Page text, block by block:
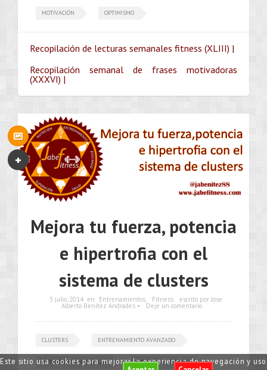
MOTIVACIÓN OPTIMISMO
Recopilación de lecturas semanales fitness (XLIII) |
Recopilación semanal de frases motivadoras
(XXXVI) |
Mejora tu fuerza, potencia
e hipertrofia con el
sistema de clusters
3 julio, 2014 en Entrenamientos, Fitness escrito por Jose
Alberto Benítez Andrades • Deje un comentario
CLUSTERS ENTRENAMIENTO AVANZADO
HIPERTROFIA MUSCULAR SISTEMA CLUSTERS
Este sitio usa cookies para mejorar la experiencia de navegación y